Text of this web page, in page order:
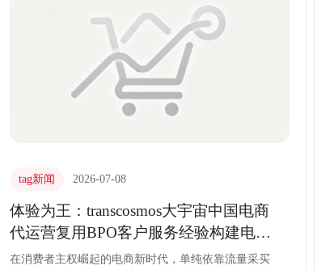
tag新闻 2026-07-08
体验为王：transcosmos大宇宙中国电商
代运营复用BPO客户服务经验构建电商
咨询新优势
在消费者主权崛起的电商新时代，单纯依靠流量采买